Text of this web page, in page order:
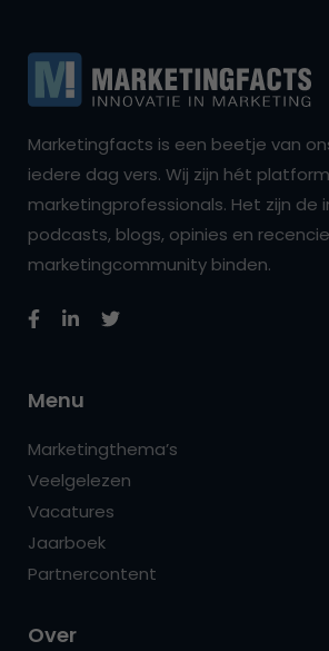
Marketingfacts is een beetje van
iedere dag vers. Wij zijn hét
marketingprofessionals. Het zijn de
podcasts, blogs, opinies en
marketingcommunity binden.
Menu
Marketingthema’s
Veelgelezen
Vacatures
Jaarboek
Partnercontent
Over